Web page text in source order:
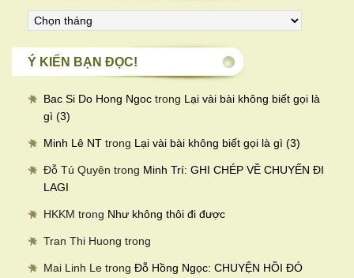
viết
theo
thángÝ KIẾN BẠN ĐỌC!
Bac Si Do Hong Ngoc trong Lại vài bài không biết gọi là
gì (3)
Minh Lê NT trong Lại vài bài không biết gọi là gì (3)
Đỗ Tú Quyên trong Minh Trí: GHI CHÉP VỀ CHUYẾN ĐI
LAGI
HKKM trong Như không thôi đi được
Tran Thi Huong trong
Mai Linh Le trong Đỗ Hồng Ngọc: CHUYỆN HỒI ĐÓ